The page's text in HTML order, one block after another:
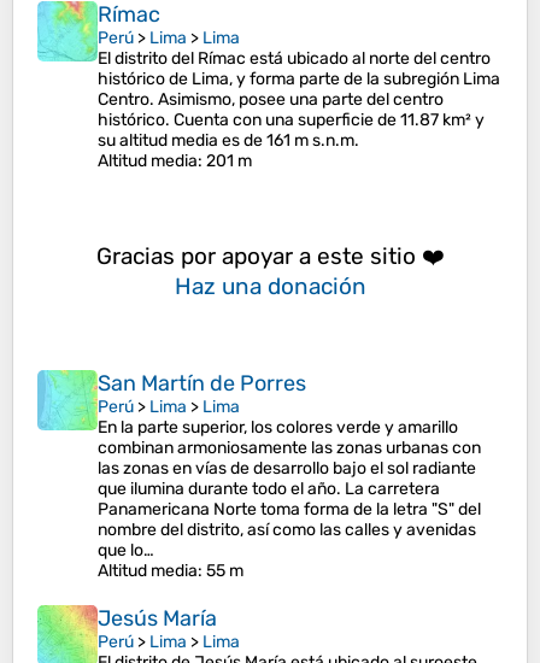
Rímac
Perú > Lima > Lima
El distrito del Rímac está ubicado al norte del centro
histórico de Lima, y forma parte de la subregión Lima
Centro. Asimismo, posee una parte del centro
histórico. Cuenta con una superficie de 11.87 km² y
su altitud media es de 161 m s.n.m.
Altitud media: 201 m
Gracias por apoyar a este sitio ❤️
Haz una donación
San Martín de Porres
Perú > Lima > Lima
En la parte superior, los colores verde y amarillo
combinan armoniosamente las zonas urbanas con
las zonas en vías de desarrollo bajo el sol radiante
que ilumina durante todo el año. La carretera
Panamericana Norte toma forma de la letra "S" del
nombre del distrito, así como las calles y avenidas
que lo…
Altitud media: 55 m
Jesús María
Perú > Lima > Lima